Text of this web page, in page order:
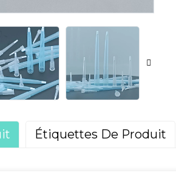
Étiquettes De Produit